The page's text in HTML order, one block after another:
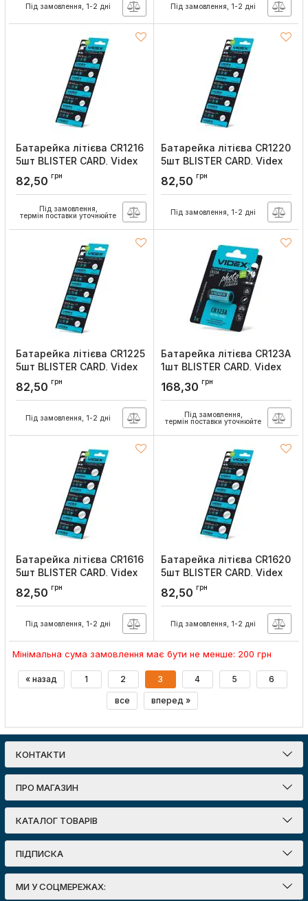
Під замовлення, 1-2 дні Під замовлення, 1-2 дні
Батарейка літієва CR1216
5шт BLISTER CARD, Videx
Артикул: CR1216 5pc
82,50 грн
Під замовлення,
термін поставки уточнюйте
Батарейка літієва CR1220
5шт BLISTER CARD, Videx
Артикул: CR1220 5pc
82,50 грн
Під замовлення, 1-2 дні
Батарейка літієва CR1225
5шт BLISTER CARD, Videx
Артикул: CR1225 5pc
82,50 грн
Під замовлення, 1-2 дні
Батарейка літієва CR123A
1шт BLISTER CARD, Videx
Артикул:CR123A 1pc
168,30 грн
Під замовлення,
термін поставки уточнюйте
Батарейка літієва CR1616
5шт BLISTER CARD, Videx
Артикул: CR1616 5pc
82,50 грн
Під замовлення, 1-2 дні
Батарейка літієва CR1620
5шт BLISTER CARD, Videx
Артикул: CR1620 5pc
82,50 грн
Під замовлення, 1-2 дні
Мінімальна сума замовлення має бути не менше: 200 грн
« назад 1 2 3 4 5 6
все вперед »
КОНТАКТИ
ПРО МАГАЗИН
КАТАЛОГ ТОВАРІВ
ПІДПИСКА
МИ У СОЦМЕРЕЖАХ: